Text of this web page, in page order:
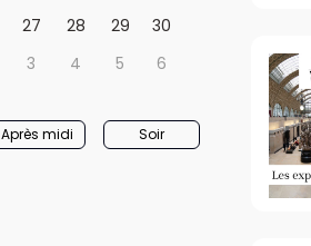
27 28 29
30
3 4 5 6
Après midi Soir